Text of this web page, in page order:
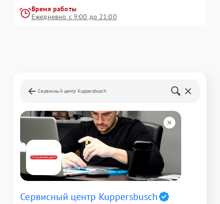
Время работы
Ежедневно с 9:00 до 21:00
Сервисный центр Kuppersbusch
Сервисный центр Kuppersbusch